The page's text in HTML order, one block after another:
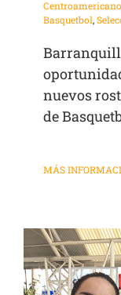
Basquetbol,
nuevos
de
MÁS